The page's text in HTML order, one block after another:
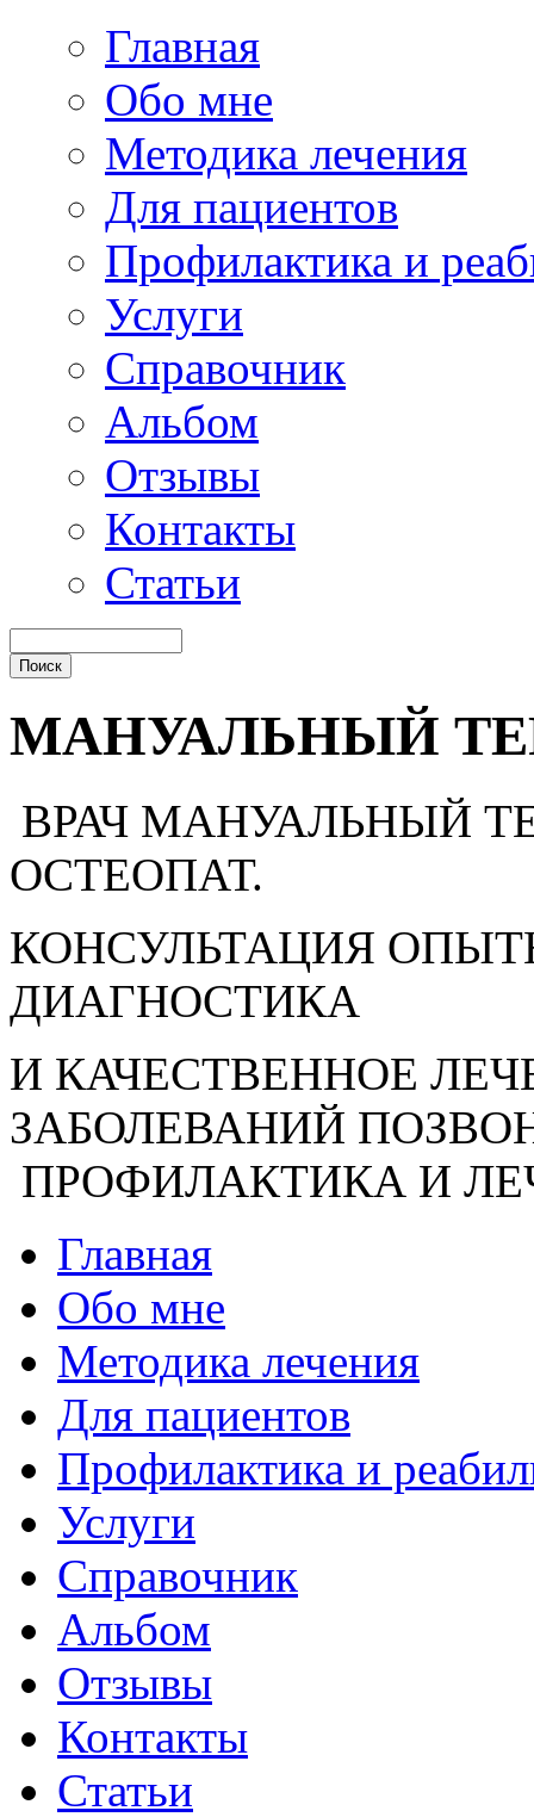
Главная
Обо мне
Методика лечения
Для пациентов
Профилактика и
Услуги
Справочник
Альбом
Отзывы
Контакты
Статьи
МАНУАЛЬНЫЙ
ВРАЧ МАНУАЛЬНЫЙ
ОСТЕОПАТ.
КОНСУЛЬТАЦИЯ
ДИАГНОСТИКА
И КАЧЕСТВЕННОЕ
ЗАБОЛЕВАНИЙ
ПРОФИЛАКТИКА И
Главная
Обо мне
Методика лечения
Для пациентов
Профилактика и
Услуги
Справочник
Альбом
Отзывы
Контакты
Статьи